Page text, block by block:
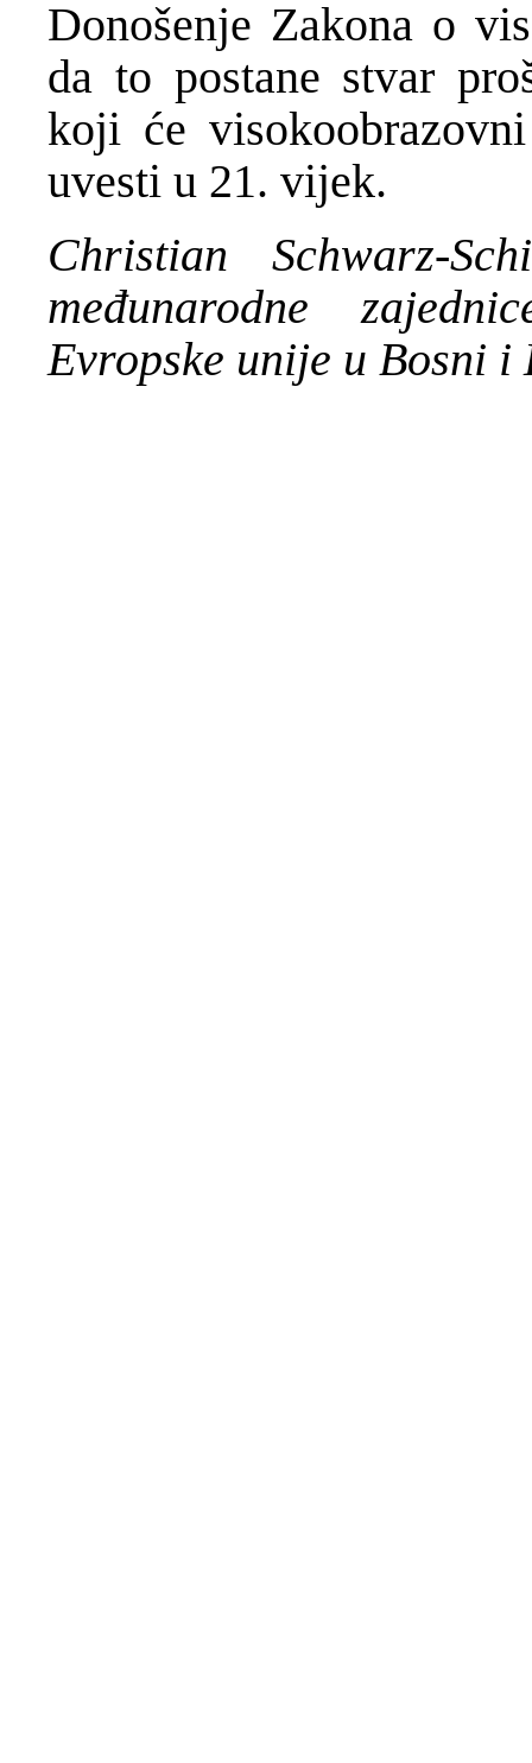
Donošenje Zakona o
da to postane stvar
koji će
uvesti u 21. vijek.
Christian Schwarz-
međunarodne
Evropske unije u Bosni i